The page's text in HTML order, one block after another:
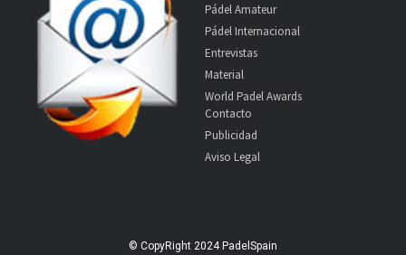
Pádel Amateur
Pádel Internacional
Entrevistas
Material
World Padel Awards
Contacto
Publicidad
Aviso Legal
© CopyRight 2024 PadelSpain